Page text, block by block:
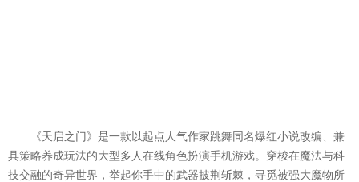
《天启之门》是一款以起点人气作家跳舞同名爆红小说改编、兼
具策略养成玩法的大型多人在线角色扮演手机游戏。穿梭在魔法与科
技交融的奇异世界，举起你手中的武器披荆斩棘，寻觅被强大魔物所